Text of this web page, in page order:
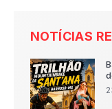
NOTÍCIAS